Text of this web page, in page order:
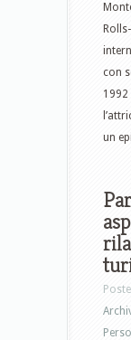
con
1992
un